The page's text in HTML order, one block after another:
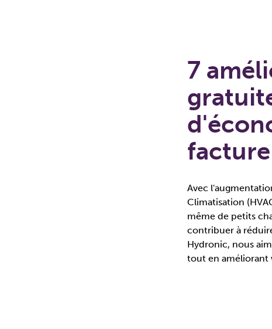
7
Avec
Climatisation
même de petits
contribuer à
Hydronic, nous
tout en